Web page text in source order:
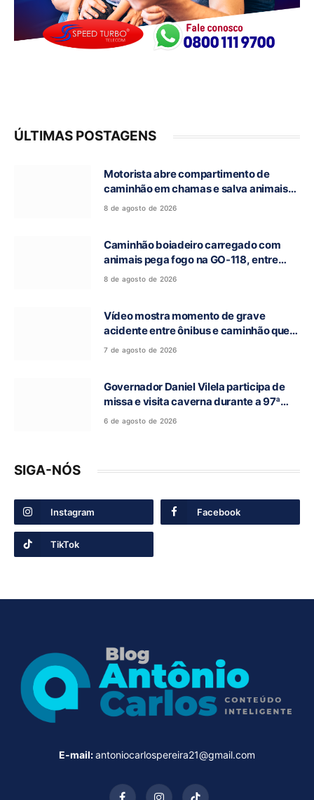
ÚLTIMAS POSTAGENS
Motorista abre compartimento de
caminhão em chamas e salva animais
na GO-118, entre Campos Belos e Monte
8 de agosto de 2026
Caminhão boiadeiro carregado com
animais pega fogo na GO-118, entre
Campos Belos e Monte Alegre de Goiás
8 de agosto de 2026
Vídeo mostra momento de grave
acidente entre ônibus e caminhão que
deixou cinco mortos na GO-010, em
7 de agosto de 2026
Governador Daniel Vilela participa de
missa e visita caverna durante a 97ª
Romaria do Bom Jesus da Lapa de Terra
6 de agosto de 2026
SIGA-NÓS
Instagram Facebook
TikTok
E-mail:antoniocarlospereira21@gmail.com